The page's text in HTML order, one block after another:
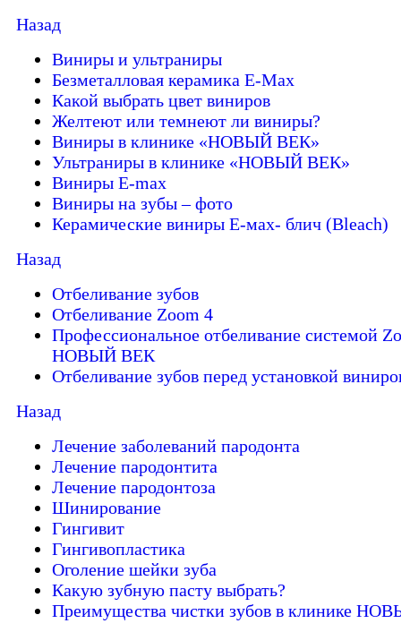
Назад
Виниры и ультраниры
Безметалловая керамика E-Max
Какой выбрать цвет виниров
Желтеют или темнеют ли виниры?
Виниры в клинике «НОВЫЙ ВЕК»
Ультраниры в клинике «НОВЫЙ ВЕК»
Виниры E-max
Виниры на зубы – фото
Керамические виниры E-мах- блич (Bleach)
Назад
Отбеливание зубов
Отбеливание Zoom 4
Профессиональное отбеливание системой
НОВЫЙ ВЕК
Отбеливание зубов перед установкой
Назад
Лечение заболеваний пародонта
Лечение пародонтита
Лечение пародонтоза
Шинирование
Гингивит
Гингивопластика
Оголение шейки зуба
Какую зубную пасту выбрать?
Преимущества чистки зубов в клинике